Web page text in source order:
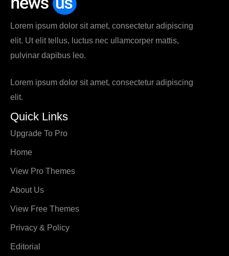
Lorem ipsum dolor sit amet, consectetur adipiscing
elit. Ut elit tellus, luctus nec ullamcorper mattis,
pulvinar dapibus leo.
Lorem ipsum dolor sit amet, consectetur adipiscing
elit.
Quick Links
Upgrade To Pro
Home
View Pro Themes
About Us
View Free Themes
Privacy & Policy
Editorial